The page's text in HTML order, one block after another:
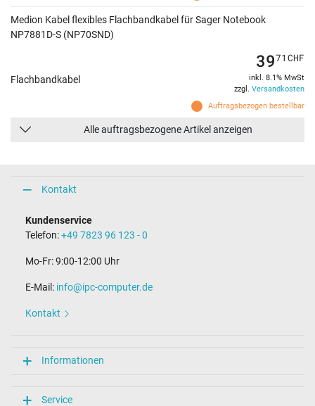
Medion Kabel flexibles Flachbandkabel für Sager Notebook
NP7881D-S (NP70SND)
Flachbandkabel
Auftragsbezogen bestellbar
3971 CHF
inkl. 8.1% MwSt
zzgl. Versandkosten
Alle auftragsbezogene Artikel anzeigen
Kontakt
Kundenservice
Telefon:+49 7823 96 123 - 0
Mo-Fr: 9:00-12:00 Uhr
E-Mail: info@ipc-computer.de
Kontakt
Informationen
Service